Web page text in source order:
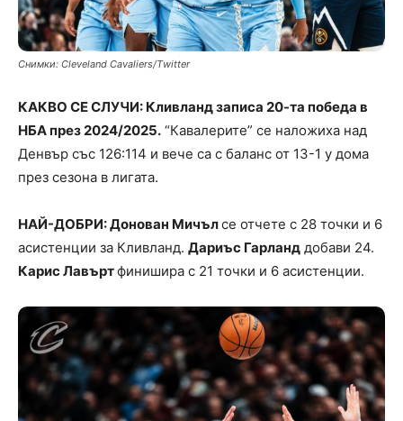
Снимки: Cleveland Cavaliers/Тwitter
КАКВО СЕ СЛУЧИ: Кливланд записа 20-та победа в
НБА през 2024/2025. “Кавалерите” се наложиха над
Денвър със 126:114 и вече са с баланс от 13-1 у дома
през сезона в лигата.
НАЙ-ДОБРИ: Донован Мичълсе отчете с 28 точки и 6
асистенции за Кливланд. Дариъс Гарланд добави 24.
Карис Лавъртфинишира с 21 точки и 6 асистенции.